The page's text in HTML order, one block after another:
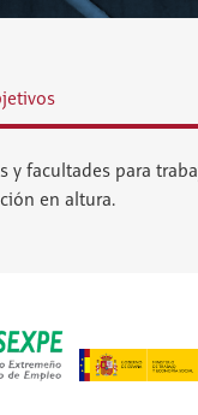
y facultades para
en altura.